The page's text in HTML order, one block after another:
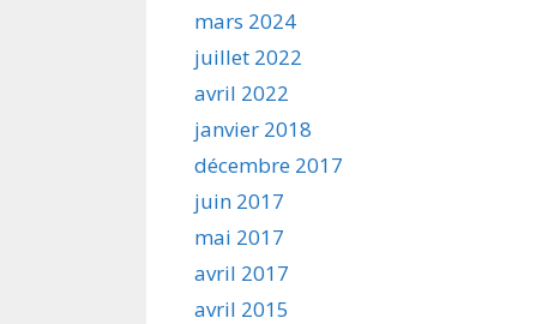
mars 2024
juillet 2022
avril 2022
janvier 2018
décembre 2017
juin 2017
mai 2017
avril 2017
avril 2015